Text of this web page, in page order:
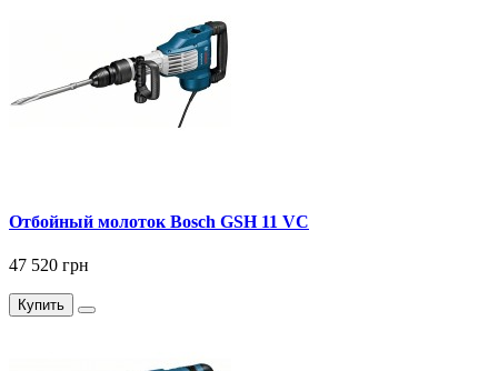
Отбойный молоток Bosch GSH 11 VC
47 520 грн
Купить